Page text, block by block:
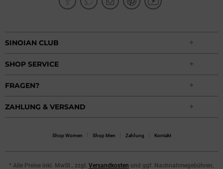
SINOIAN CLUB
SHOP SERVICE
FRAGEN?
ZAHLUNG & VERSAND
Shop Women Shop Men Zahlung Kontakt
* Alle Preise inkl. MwSt., zzgl. Versandkosten und ggf. Nachnahmegebühren,